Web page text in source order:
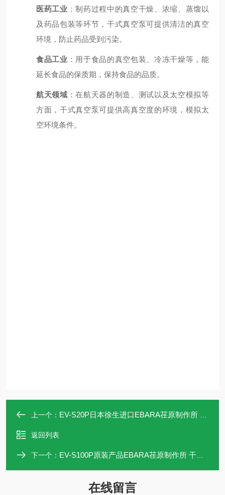
医药工业 ：制药过程中的真空干燥、浓缩、蒸馏以
及药品包装等环节，干式真空泵可提供清洁的真空
环境，防止药品受到污染。
食品工业 ：用于食品的真空包装、冷冻干燥等，能
延长食品的保质期，保持食品的品质。
航天领域 ：在航天器的制造、测试以及太空模拟等
方面，干式真空泵可提供高真空度的环境，模拟太
空环境条件。
上一个： EV-S20P日本徐生进口EBARA荏原制作所 干式真空泵
返回列表
下一个： EV-S100P原装产品EBARA荏原制作所 干式真空泵
在线留言